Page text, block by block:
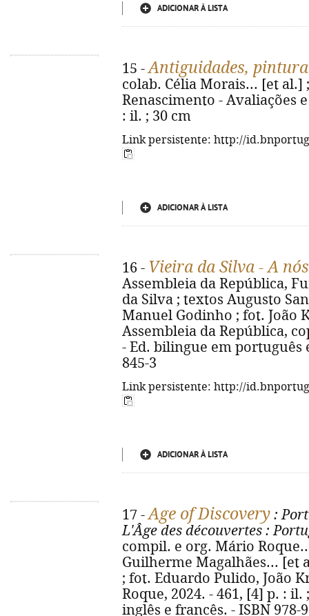
ADICIONAR À LISTA
15 -Antiguidades,
colab. Célia Morais... [et al.]
Renascimento - Avaliações
: il. ; 30 cm
Link persistente: http://
ADICIONAR À LISTA
16 - Vieira da Silva - A
Assembleia da República,
da Silva ; textos Augusto
Manuel Godinho ; fot. João
Assembleia da República,
- Ed. bilingue em português
845-3
Link persistente: http://
ADICIONAR À LISTA
17 -Age of Discovery :
L'Âge des découvertes :
compil. e org. Mário
Guilherme Magalhães... [et
; fot. Eduardo Pulido, João
Roque, 2024. - 461, [4] p. :
inglês e francês. - ISBN 978-